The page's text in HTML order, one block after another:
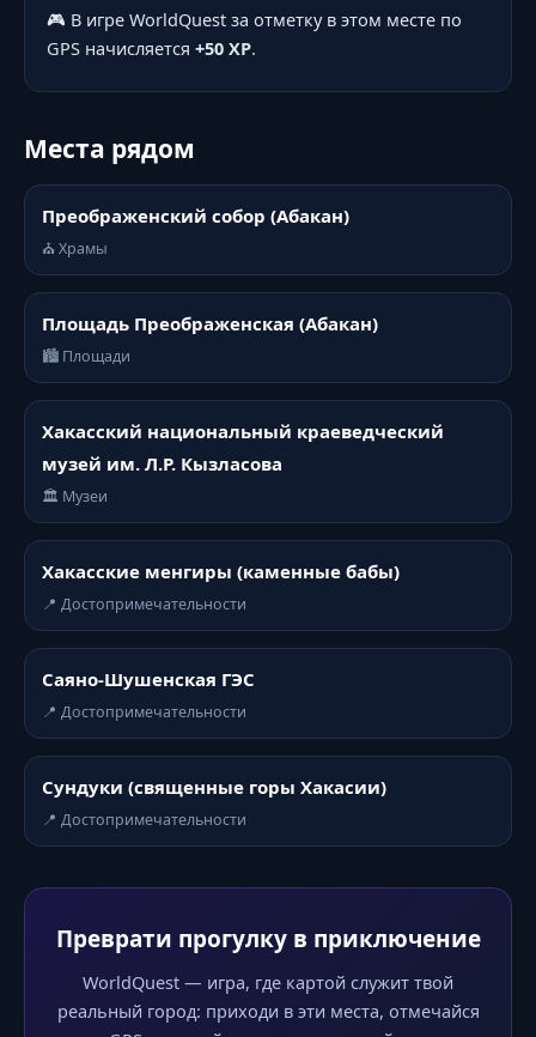
🎮 В игре WorldQuest за отметку в этом месте по
GPS начисляется +50 XP.
Места рядом
Преображенский собор (Абакан)
⛪ Храмы
Площадь Преображенская (Абакан)
🏙️ Площади
Хакасский национальный краеведческий
музей им. Л.Р. Кызласова
🏛️ Музеи
Хакасские менгиры (каменные бабы)
📍 Достопримечательности
Саяно-Шушенская ГЭС
📍 Достопримечательности
Сундуки (священные горы Хакасии)
📍 Достопримечательности
Преврати прогулку в приключение
WorldQuest — игра, где картой служит твой
реальный город: приходи в эти места, отмечайся